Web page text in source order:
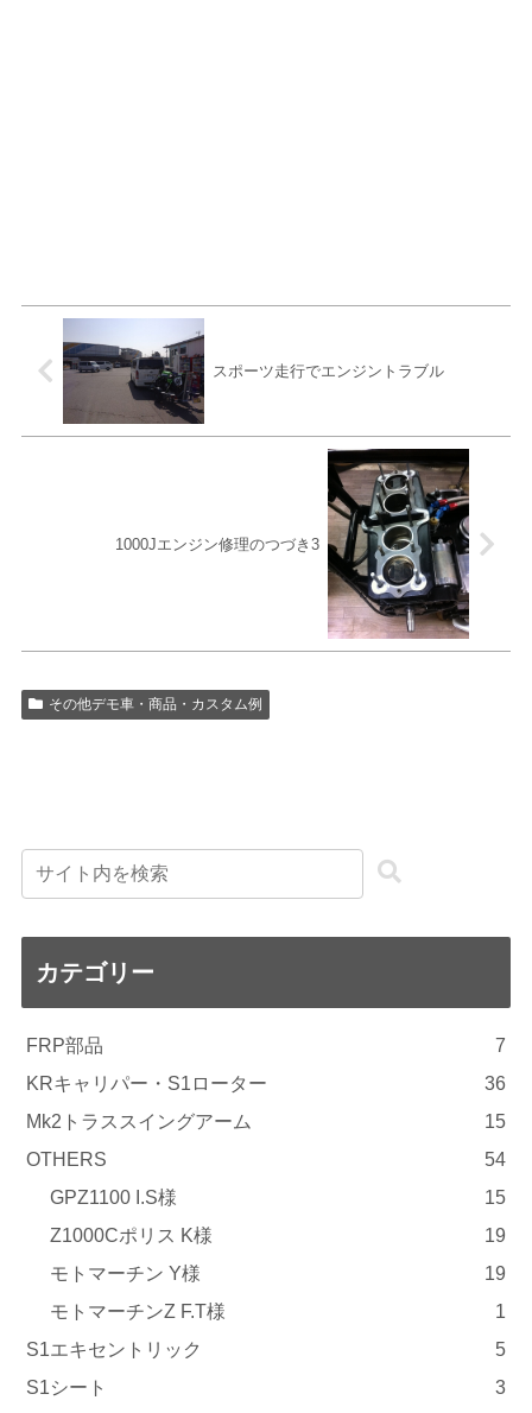
スポーツ走行でエンジントラブル
1000Jエンジン修理のつづき3
その他デモ車・商品・カスタム例
カテゴリー
FRP部品
7
KRキャリパー・S1ローター
36
Mk2トラススイングアーム
15
OTHERS
54
GPZ1100 I.S様
15
Z1000Cポリス K様
19
モトマーチン Y様
19
モトマーチンZ F.T様
1
S1エキセントリック
5
S1シート
3